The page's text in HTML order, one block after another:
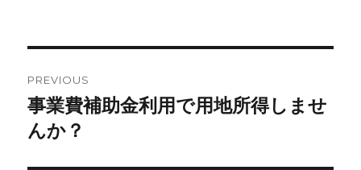
稿
ナ
PREVIOUS
Previous
post:
事業費補助金利用で用地所得しませ
んか？